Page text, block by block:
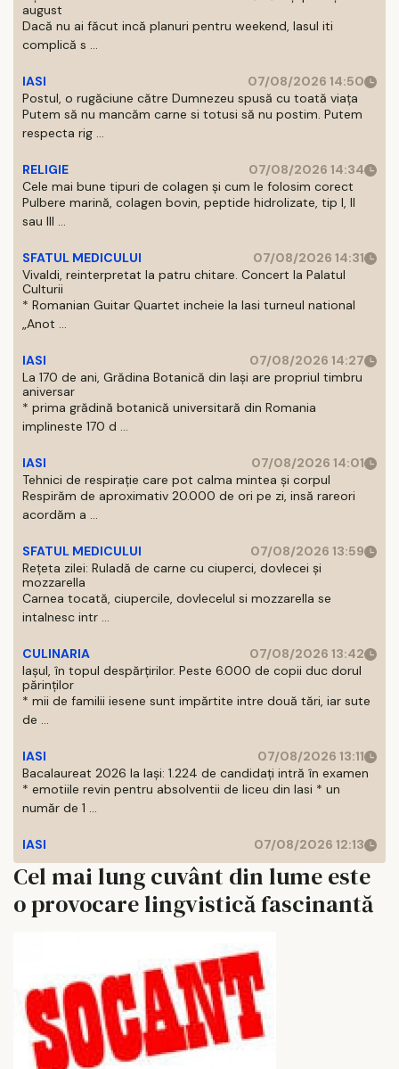
august
Dacă nu ai făcut incă planuri pentru weekend, Iasul iti
complică s ...
IASI
07/08/2026 14:50
Postul, o rugăciune către Dumnezeu spusă cu toată viața
Putem să nu mancăm carne si totusi să nu postim. Putem
respecta rig ...
RELIGIE
07/08/2026 14:34
Cele mai bune tipuri de colagen și cum le folosim corect
Pulbere marină, colagen bovin, peptide hidrolizate, tip I, II
sau III ...
SFATUL MEDICULUI
07/08/2026 14:31
Vivaldi, reinterpretat la patru chitare. Concert la Palatul
Culturii
* Romanian Guitar Quartet incheie la Iasi turneul national
„Anot ...
IASI
07/08/2026 14:27
La 170 de ani, Grădina Botanică din Iași are propriul timbru
aniversar
* prima grădină botanică universitară din Romania
implineste 170 d ...
IASI
07/08/2026 14:01
Tehnici de respirație care pot calma mintea și corpul
Respirăm de aproximativ 20.000 de ori pe zi, insă rareori
acordăm a ...
SFATUL MEDICULUI
07/08/2026 13:59
Rețeta zilei: Ruladă de carne cu ciuperci, dovlecei și
mozzarella
Carnea tocată, ciupercile, dovlecelul si mozzarella se
intalnesc intr ...
CULINARIA
07/08/2026 13:42
Iașul, în topul despărțirilor. Peste 6.000 de copii duc dorul
părinților
* mii de familii iesene sunt impărtite intre două tări, iar sute
de ...
IASI
07/08/2026 13:11
Bacalaureat 2026 la Iași: 1.224 de candidați intră în examen
* emotiile revin pentru absolventii de liceu din Iasi * un
număr de 1 ...
IASI 07/08/2026 12:13
Cel mai lung cuvânt din lume este
o provocare lingvistică fascinantă